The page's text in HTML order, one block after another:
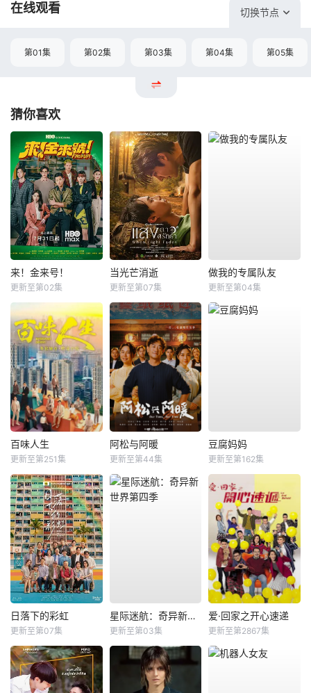
在线观看 切换节点
第01集 第02集 第03集 第04集 第05集
猜你喜欢
来！金来号！
更新至第02集
当光芒消逝
更新至第07集
做我的专属队友
更新至第04集
百味人生
更新至第251集
阿松与阿暖
更新至第44集
豆腐妈妈
更新至第162集
日落下的彩虹
更新至第07集
星际迷航：奇异新世界第四季
更新至第03集
爱·回家之开心速递
更新至第2867集